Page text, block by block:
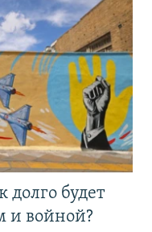
долго будет
и войной?